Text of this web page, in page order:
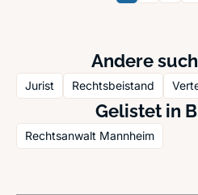
Andere
Jurist Rechtsbeistand
Gelistet in
Rechtsanwalt Mannheim